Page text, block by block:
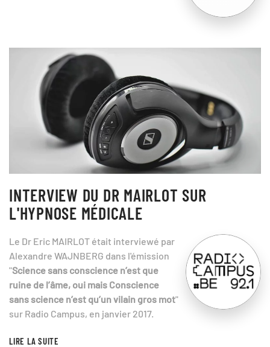
INTERVIEW DU DR MAIRLOT SUR
L'HYPNOSE MÉDICALE
Le Dr Eric MAIRLOT était interviewé par
Alexandre WAJNBERG dans l'émission
"Science sans conscience n’est que
ruine de l’âme, oui mais Conscience
sans science n’est qu’un vilain gros mot"
sur Radio Campus, en janvier 2017.
LIRE LA SUITE